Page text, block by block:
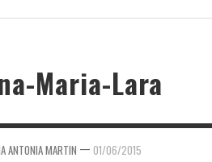
Maria-Lara
ANTONIA MARTIN — 01/06/2015